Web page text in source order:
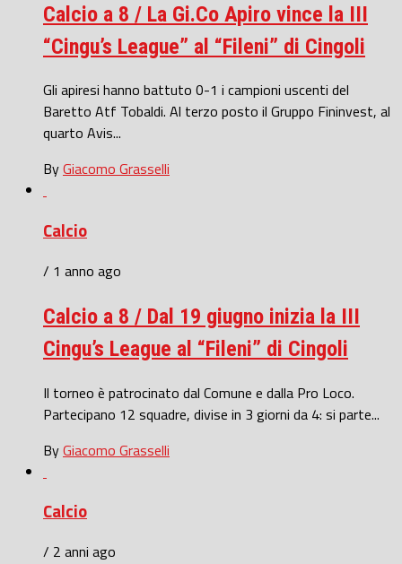
Calcio a 8 / La Gi.Co Apiro vince la III
“Cingu’s League” al “Fileni” di Cingoli
Gli apiresi hanno battuto 0-1 i campioni uscenti del
Baretto Atf Tobaldi. Al terzo posto il Gruppo Fininvest, al
quarto Avis...
ByGiacomo Grasselli
Calcio
/ 1 anno ago
Calcio a 8 / Dal 19 giugno inizia la III
Cingu’s League al “Fileni” di Cingoli
Il torneo è patrocinato dal Comune e dalla Pro Loco.
Partecipano 12 squadre, divise in 3 giorni da 4: si parte...
ByGiacomo Grasselli
Calcio
/ 2 anni ago